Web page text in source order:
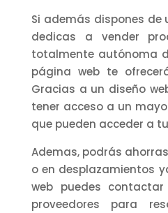
Si además dispones de
dedicas a vender
totalmente autónoma
página web te
Gracias a un diseño
tener acceso a un
que pueden acceder a
Ademas, podrás
o en desplazamientos
web puedes
proveedores para